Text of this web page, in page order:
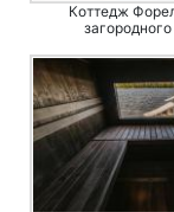
Коттедж
загородного